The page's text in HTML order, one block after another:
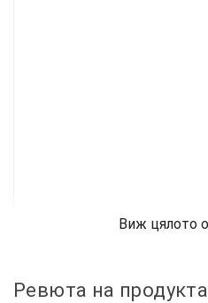
Ревюта на продукта